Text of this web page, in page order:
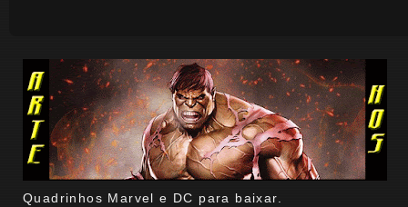
Quadrinhos Marvel e DC para baixar.